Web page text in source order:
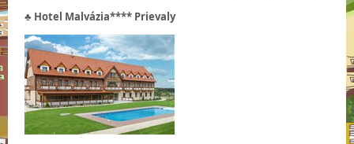
♣ Hotel Malvázia**** Prievaly